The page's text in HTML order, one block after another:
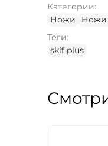
Категории:
Ножи
Ножи
Теги:
skif plus